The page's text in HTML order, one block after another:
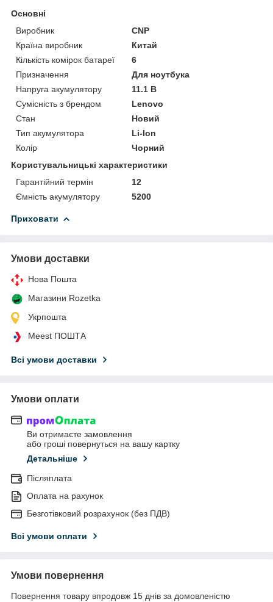
Основні
Виробник
CNP
Країна виробник
Китай
Кількість комірок батареї
6
Призначення
Для ноутбука
Напруга акумулятору
11.1 В
Сумісність з брендом
Lenovo
Стан
Новий
Тип акумулятора
Li-Ion
Колір
Чорний
Користувальницькі характеристики
Гарантійний термін
12
Ємність акумулятору
5200
Приховати
Умови доставки
Нова Пошта
Магазини Rozetka
Укрпошта
Meest ПОШТА
Всі умови доставки
Умови оплати
Ви отримаєте замовлення
або гроші повернуться на вашу картку
Детальніше
Післяплата
Оплата на рахунок
Безготівковий розрахунок (без ПДВ)
Всі умови оплати
Умови повернення
Повернення товару впродовж 15 днів за домовленістю